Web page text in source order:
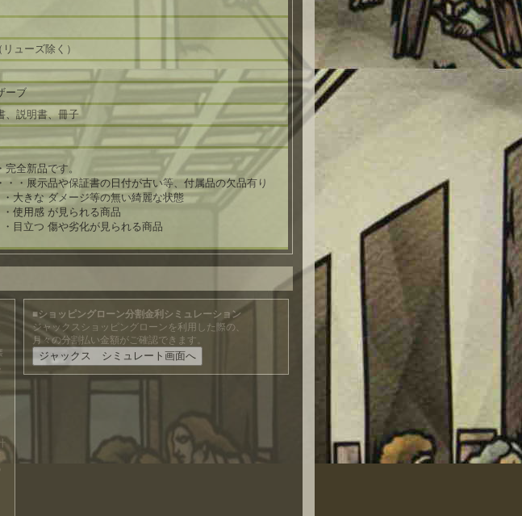
ューズ除く）
ーブ
、説明書、冊子
完全新品です。
・・展示品や保証書の日付が古い等、付属品の欠品有り
大きな ダメージ等の無い綺麗な状態
使用感 が見られる商品
目立つ 傷や劣化が見られる商品
■ショッピングローン分割金利シミュレーション
ジャックスショッピングローンを利用した際の、
月々の分割払い金額がご確認できます。